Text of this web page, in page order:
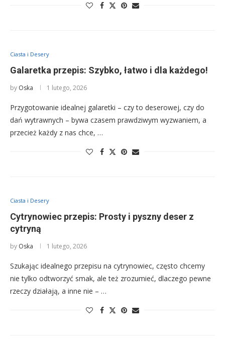
Ciasta i Desery
Galaretka przepis: Szybko, łatwo i dla każdego!
by Oska 1 lutego, 2026
Przygotowanie idealnej galaretki – czy to deserowej, czy do
dań wytrawnych – bywa czasem prawdziwym wyzwaniem, a
przecież każdy z nas chce, …
Ciasta i Desery
Cytrynowiec przepis: Prosty i pyszny deser z
cytryną
by Oska 1 lutego, 2026
Szukając idealnego przepisu na cytrynowiec, często chcemy
nie tylko odtworzyć smak, ale też zrozumieć, dlaczego pewne
rzeczy działają, a inne nie – …